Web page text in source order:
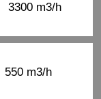
3300 m3/h
550 m3/h